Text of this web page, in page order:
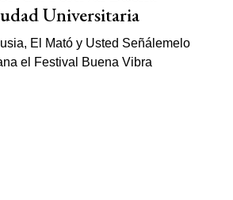
Universitaria